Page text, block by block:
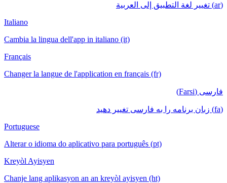
(ar) تغيير لغة التطبيق إلى العربية
Italiano
Cambia la lingua dell'app in italiano (it)
Français
Changer la langue de l'application en français (fr)
فارسی (Farsi)
(fa) زبان برنامه را به فارسی تغییر دهید
Portuguese
Alterar o idioma do aplicativo para português (pt)
Kreyòl Ayisyen
Chanje lang aplikasyon an an kreyòl ayisyen (ht)